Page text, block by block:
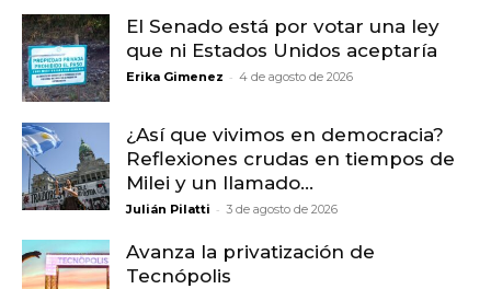
El Senado está por votar una ley
que ni Estados Unidos aceptaría
Erika Gimenez - 4 de agosto de 2026
¿Así que vivimos en democracia?
Reflexiones crudas en tiempos de
Milei y un llamado...
Julián Pilatti - 3 de agosto de 2026
Avanza la privatización de
Tecnópolis